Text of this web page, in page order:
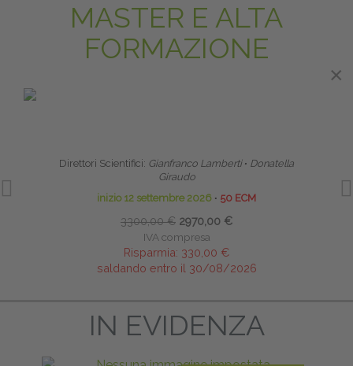
MASTER E ALTA
FORMAZIONE
Direttori Scientifici: Gianfranco Lamberti ∙ Donatella
Giraudo
inizio 12 settembre 2026 ∙ 50 ECM
3300,00 € 2970,00 €
IVA compresa
Risparmia: 330,00 €
saldando entro il 30/08/2026
IN EVIDENZA
×
×